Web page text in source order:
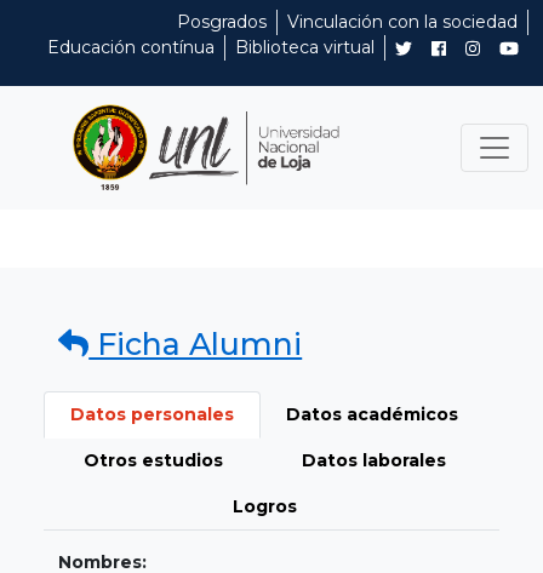
Posgrados
Vinculación con la sociedad
Educación contínua
Biblioteca virtual
Ficha Alumni
Datos personales Datos académicos
Otros estudios Datos laborales
Logros
Nombres: